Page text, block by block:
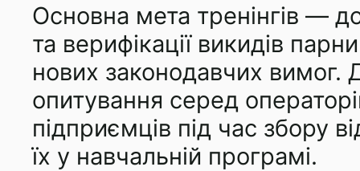
Основна мета тренінгів —
та верифікації викидів
нових законодавчих вимог.
опитування серед
підприємців під час збору
їх у навчальній програмі.